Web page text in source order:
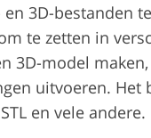
3D-bestanden
te zetten in
3D-model
uitvoeren.
en vele andere.